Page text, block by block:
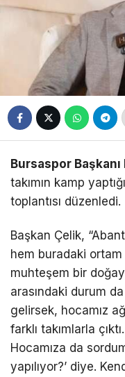
Bursaspor Başkanı
takımın kamp
toplantısı düzenledi.
Başkan Çelik,
hem buradaki ortam
muhteşem bir
arasındaki durum da
gelirsek, hocamız
farklı takımlarla
Hocamıza da
yapılıyor?’ diye.